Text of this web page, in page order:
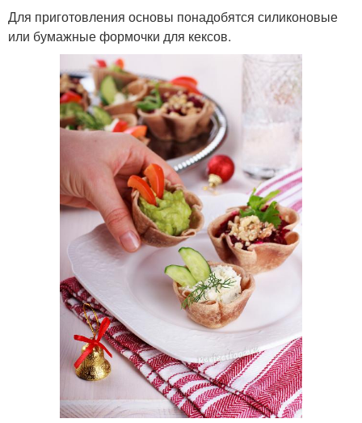
Для приготовления основы понадобятся силиконовые
или бумажные формочки для кексов.